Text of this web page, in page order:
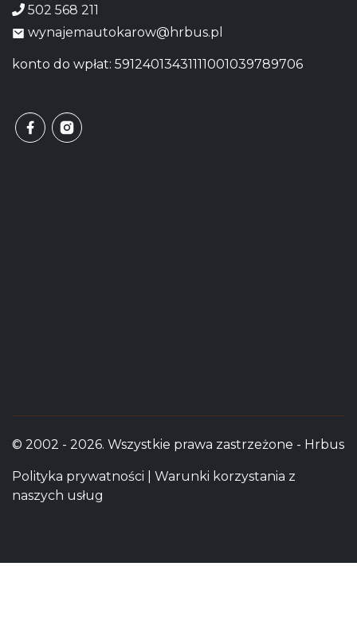
502 568 211
wynajemautokarow@hrbus.pl
konto do wpłat: 59124013431111001039789706
© 2002 - 2026. Wszystkie prawa zastrzeżone - Hrbus
Polityka prywatności
Warunki korzystania z
naszych usług